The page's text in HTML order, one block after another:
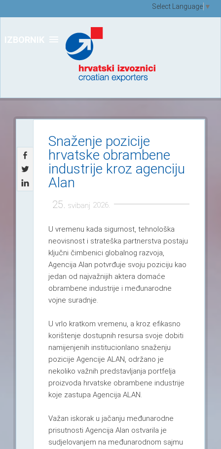
IZBORNIK
Select Language ▼
Snaženje pozicije
hrvatske obrambene
industrije kroz agenciju
Alan
25. svibanj 2026.
U vremenu kada sigurnost, tehnološka
neovisnost i strateška partnerstva postaju
ključni čimbenici globalnog razvoja,
Agencija Alan potvrđuje svoju poziciju kao
jedan od najvažnijih aktera domaće
obrambene industrije i međunarodne
vojne suradnje.
U vrlo kratkom vremenu, a kroz efikasno
korištenje dostupnih resursa svoje dobiti
namijenjenih institucionlano snaženju
pozicije Agencije ALAN, održano je
nekoliko važnih predstavljanja portfelja
proizvoda hrvatske obrambene industrije
koje zastupa Agencija ALAN.
Važan iskorak u jačanju međunarodne
prisutnosti Agencija Alan ostvarila je
sudjelovanjem na međunarodnom sajmu